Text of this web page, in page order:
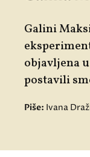
Galini
objavljena
postavili
Piše: Ivana